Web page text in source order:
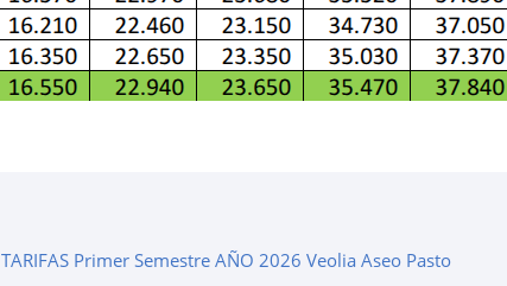
TARIFAS Primer Semestre AÑO 2026 Veolia Aseo Pasto